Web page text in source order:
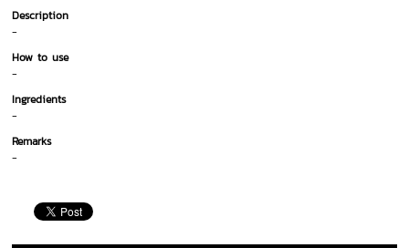
Description
-
How to use
-
Ingredients
-
Remarks
-